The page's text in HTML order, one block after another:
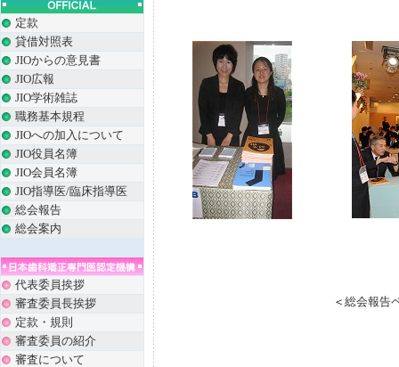
定款
貸借対照表
JIOからの意見書
JIO広報
JIO学術雑誌
職務基本規程
JIOへの加入について
JIO役員名簿
JIO会員名簿
JIO指導医/臨床指導医
総会報告
総会案内
代表委員挨拶
審査委員長挨拶
定款・規則
審査委員の紹介
審査について
＜ 総会報告